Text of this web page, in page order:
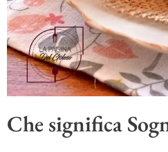
Che significa